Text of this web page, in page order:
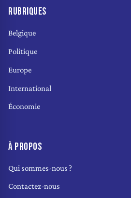
RUBRIQUES
Belgique
Politique
Europe
International
Économie
À PROPOS
Qui sommes-nous ?
Contactez-nous